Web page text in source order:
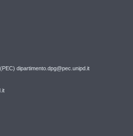
dipartimento.dpg@pec.unipd.it